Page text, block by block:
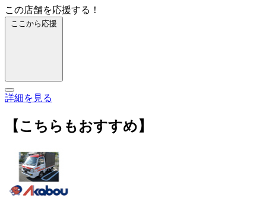
この店舗を応援する！
ここから応援
詳細を見る
【こちらもおすすめ】